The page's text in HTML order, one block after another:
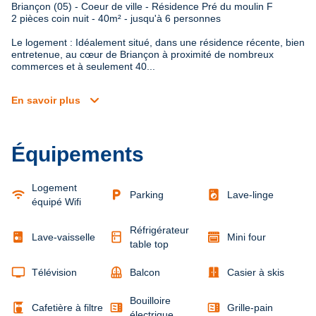
Briançon (05) - Coeur de ville - Résidence Pré du moulin F
2 pièces coin nuit - 40m² - jusqu'à 6 personnes
Le logement : Idéalement situé, dans une résidence récente, bien
entretenue, au cœur de Briançon à proximité de nombreux
commerces et à seulement 40...
En savoir plus expand_more
Équipements
wifi
Logement
équipé Wifi
local_parking Parking local_laundry_service Lave-linge
Lave-vaisselle kitchen
Réfrigérateur
table top
Mini four
tv Télévision balcony Balcon door_sliding Casier à skis
coffee_maker Cafetière à filtre microwave
Bouilloire
microwave Grille-pain